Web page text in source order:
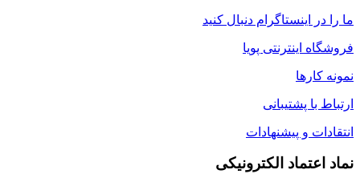
ما را در اینستاگرام دنبال کنید
فروشگاه اینترنتی پویا
نمونه کارها
ارتباط با پشتیبانی
انتقادات و پیشنهادات
نماد اعتماد الکترونیکی